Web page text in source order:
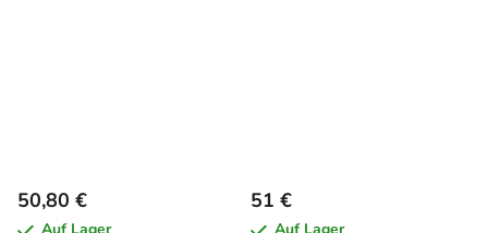
50,80 €
Auf Lager
51 €
Auf Lager